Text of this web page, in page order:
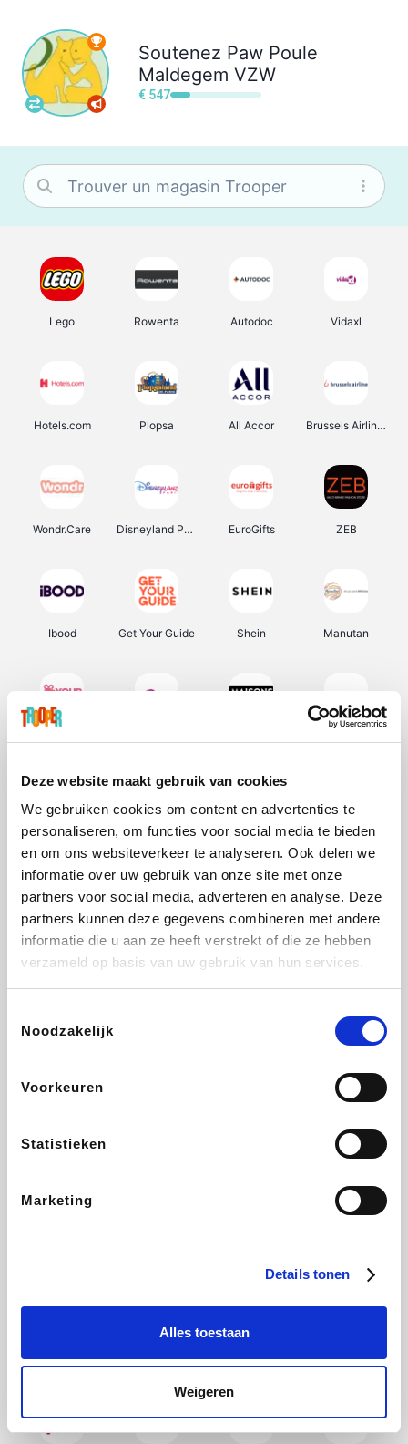
Deze website maakt gebruik van cookies
We gebruiken cookies om content en advertenties te
personaliseren, om functies voor social media te bieden
en om ons websiteverkeer te analyseren. Ook delen we
informatie over uw gebruik van onze site met onze
partners voor social media, adverteren en analyse. Deze
partners kunnen deze gegevens combineren met andere
informatie die u aan ze heeft verstrekt of die ze hebben
verzameld op basis van uw gebruik van hun services.
Noodzakelijk
Voorkeuren
Statistieken
Marketing
Details tonen
Alles toestaan
Weigeren
Soutenez Paw Poule
Maldegem VZW
€ 547
Lego Rowenta Autodoc Vidaxl
Hotels.com Plopsa All Accor Brussels Airlines
Wondr.Care Disneyland Paris EuroGifts ZEB
Ibood Get Your Guide Shein Manutan
Sarenza Interhome Schiesser Bolt Energie
DeubaXXL
Ekoi About You
Weekendesk Tennis Point Samsung Delonghi